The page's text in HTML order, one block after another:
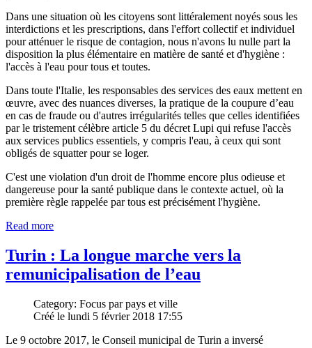
Dans une situation où les citoyens sont littéralement noyés sous les
interdictions et les prescriptions, dans l'effort collectif et individuel
pour atténuer le risque de contagion, nous n'avons lu nulle part la
disposition la plus élémentaire en matière de santé et d'hygiène :
l'accès à l'eau pour tous et toutes.
Dans toute l'Italie, les responsables des services des eaux mettent en
œuvre, avec des nuances diverses, la pratique de la coupure d’eau
en cas de fraude ou d'autres irrégularités telles que celles identifiées
par le tristement célèbre article 5 du décret Lupi qui refuse l'accès
aux services publics essentiels, y compris l'eau, à ceux qui sont
obligés de squatter pour se loger.
C'est une violation d'un droit de l'homme encore plus odieuse et
dangereuse pour la santé publique dans le contexte actuel, où la
première règle rappelée par tous est précisément l'hygiène.
Read more
Turin : La longue marche vers la
remunicipalisation de l’eau
Category: Focus par pays et ville
Créé le lundi 5 février 2018 17:55
Le 9 octobre 2017, le Conseil municipal de Turin a inversé